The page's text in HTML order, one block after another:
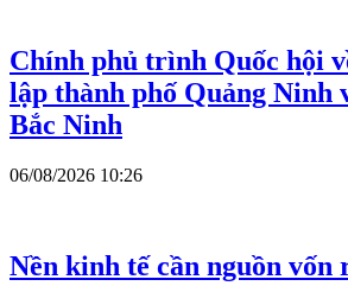
Chính phủ trình Quốc hội
lập thành phố Quảng Ninh
Bắc Ninh
06/08/2026 10:26
Nền kinh tế cần nguồn vốn